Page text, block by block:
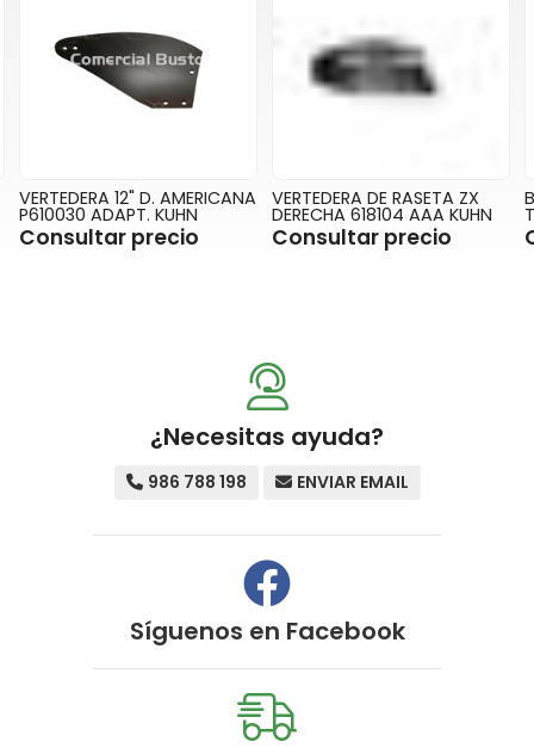
VERTEDERA 12" D. AMERICANA
P610030 ADAPT. KUHN
Consultar precio
VERTEDERA DE RASETA ZX
DERECHA 618104 AAA KUHN
Consultar precio
¿Necesitas ayuda?
986 788 198 ENVIAR EMAIL
Síguenos en Facebook